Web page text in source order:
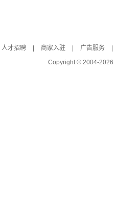
人才招聘 商家入驻 广告服务
Copyright © 2004-2026